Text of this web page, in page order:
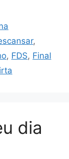
,
, FDS, Final
dia